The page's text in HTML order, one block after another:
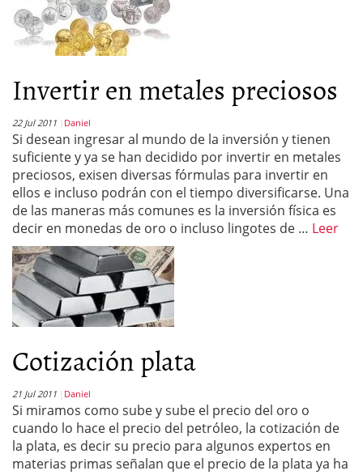
Invertir en metales preciosos
22 Jul 2011 Daniel
Si desean ingresar al mundo de la inversión y tienen
suficiente y ya se han decidido por invertir en metales
preciosos, exisen diversas fórmulas para invertir en
ellos e incluso podrán con el tiempo diversificarse. Una
de las maneras más comunes es la inversión física es
decir en monedas de oro o incluso lingotes de … Leer
Cotización plata
21 Jul 2011 Daniel
Si miramos como sube y sube el precio del oro o
cuando lo hace el precio del petróleo, la cotización de
la plata, es decir su precio para algunos expertos en
materias primas señalan que el precio de la plata ya ha